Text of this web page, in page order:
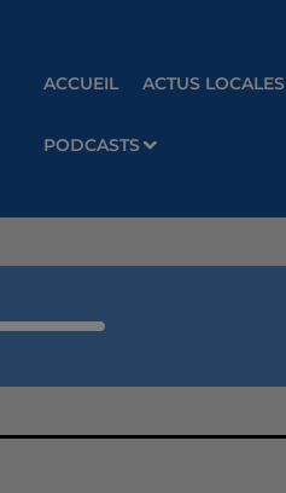
ACCUEIL ACTUS LOCALES
PODCASTS